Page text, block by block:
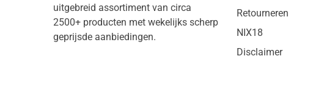
uitgebreid assortiment van circa
2500+ producten met wekelijks scherp
geprijsde aanbiedingen.
Retourneren
NIX18
Disclaimer